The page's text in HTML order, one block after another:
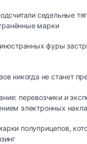
седельные
марки
фуры
никогда не станет
перевозчики и
электронных
полуприцепов,